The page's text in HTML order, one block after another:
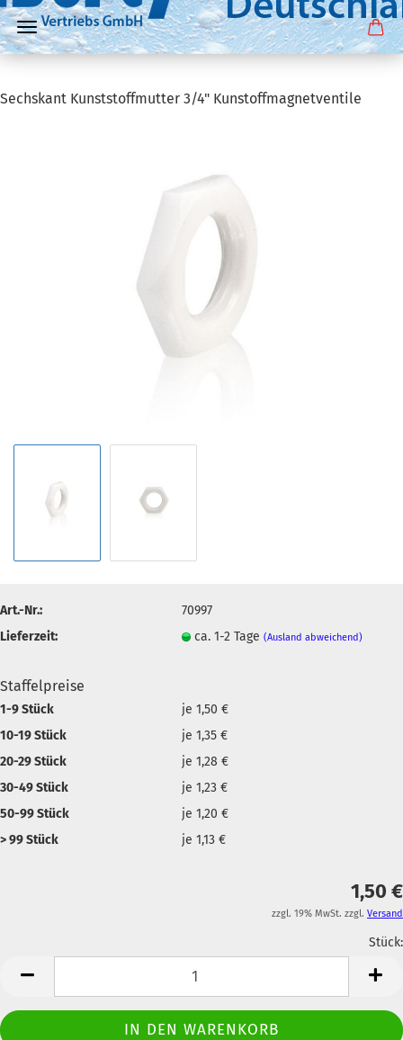
Sechskant Kunststoffmutter 3/4" Kunstoffmagnetventile
Art.-Nr.:
70997
Lieferzeit:
ca. 1-2 Tage (Ausland abweichend)
Staffelpreise
1-9 Stück
je 1,50 €
10-19 Stück
je 1,35 €
20-29 Stück
je 1,28 €
30-49 Stück
je 1,23 €
50-99 Stück
je 1,20 €
> 99 Stück
je 1,13 €
1,50 €
zzgl. 19% MwSt. zzgl. Versand
Stück: